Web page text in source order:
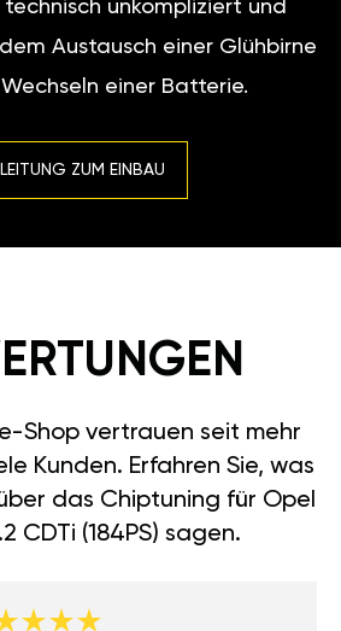
unkompliziert und
Austausch einer Glühbirne
einer Batterie.
ZUM EINBAU
Shop vertrauen seit mehr
Kunden. Erfahren Sie, was
das Chiptuning für Opel
CDTi (184PS) sagen.